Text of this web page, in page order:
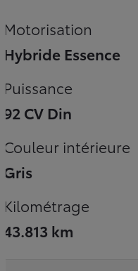
Motorisation
Hybride Essence
Puissance
92 CV Din
Couleur intérieure
Gris
Kilométrage
43.813 km